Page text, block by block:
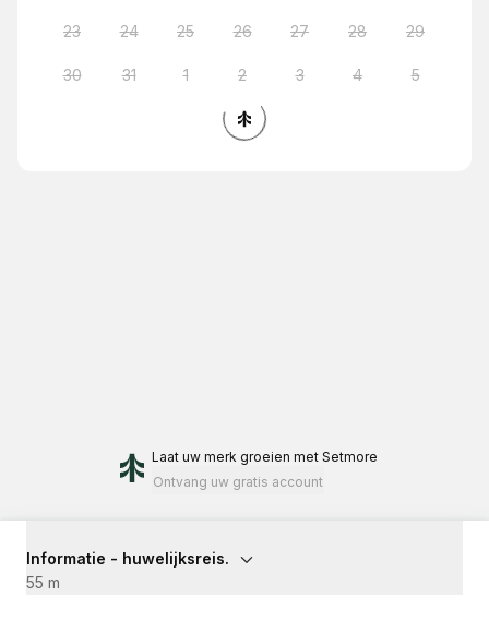
23 24 25 26 27 28 29
30 31 1 2 3 4 5
Laat uw merk groeien met Setmore
Ontvang uw gratis account
Informatie - huwelijksreis.
55 m